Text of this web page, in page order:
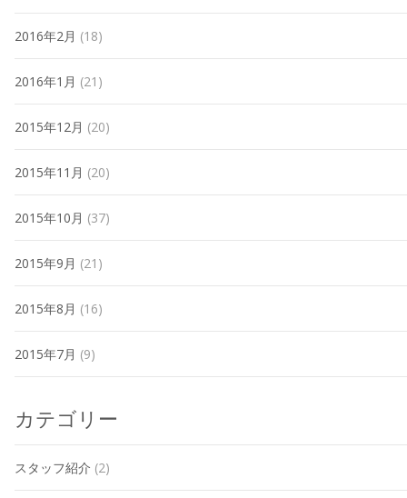
2016年2月 (18)
2016年1月 (21)
2015年12月 (20)
2015年11月 (20)
2015年10月 (37)
2015年9月 (21)
2015年8月 (16)
2015年7月 (9)
カテゴリー
スタッフ紹介 (2)